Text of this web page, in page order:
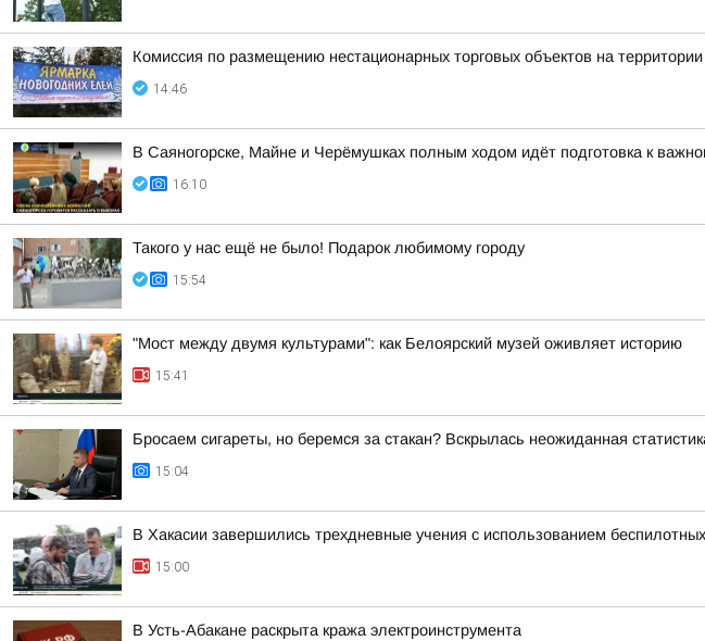
Комиссия по размещению нестационарных торговых объектов на
14:46
В Саяногорске, Майне и Черёмушках полным ходом идёт подготовка к
16:10
Такого у нас ещё не было! Подарок любимому городу
15:54
"Мост между двумя культурами": как Белоярский музей оживляет историю
15:41
Бросаем сигареты, но беремся за стакан? Вскрылась неожиданная
15:04
В Хакасии завершились трехдневные учения с использованием
15:00
В Усть-Абакане раскрыта кража электроинструмента